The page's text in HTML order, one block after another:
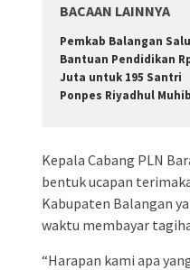
BACAAN LAINNYA
Pemkab Balangan
Bantuan Pendidikan
Juta untuk 195 Santri
Ponpes Riyadhul
Kepala Cabang PLN
bentuk ucapan
Kabupaten Balangan
waktu membayar
“Harapan kami apa